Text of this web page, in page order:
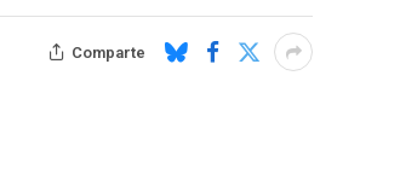
Comparte